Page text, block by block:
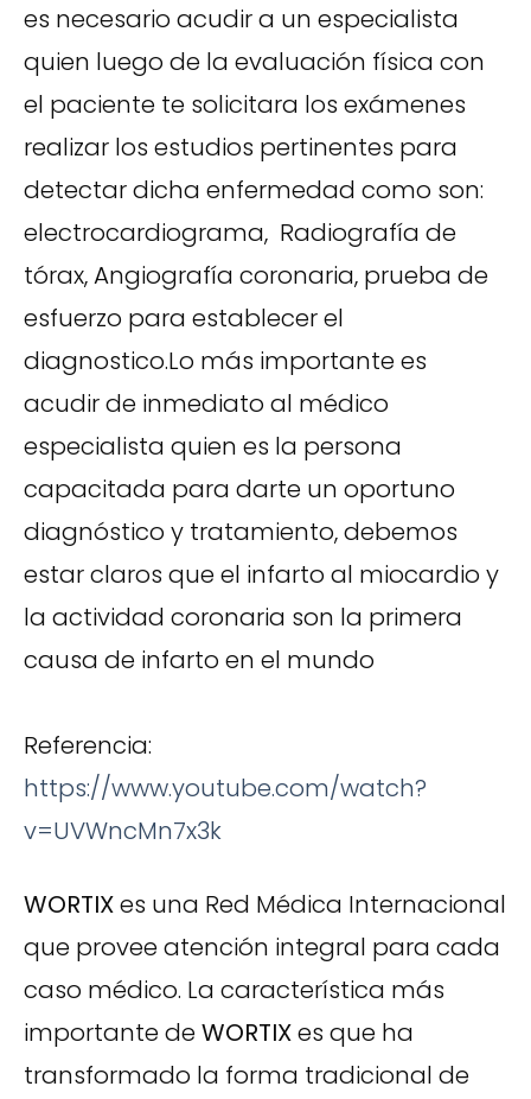
es necesario acudir a un especialista
quien luego de la evaluación física con
el paciente te solicitara los exámenes
realizar los estudios pertinentes para
detectar dicha enfermedad como son:
electrocardiograma, Radiografía de
tórax, Angiografía coronaria, prueba de
esfuerzo para establecer el
diagnostico.Lo más importante es
acudir de inmediato al médico
especialista quien es la persona
capacitada para darte un oportuno
diagnóstico y tratamiento, debemos
estar claros que el infarto al miocardio y
la actividad coronaria son la primera
causa de infarto en el mundo
Referencia:
https://www.youtube.com/watch?
v=UVWncMn7x3k
WORTIXes una Red Médica Internacional
que provee atención integral para cada
caso médico. La característica más
importante deWORTIXes que ha
transformado la forma tradicional de